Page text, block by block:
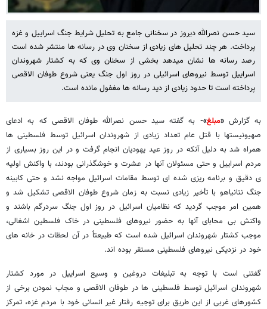
سید حسن نصرالله دیروز در سخنانی جامع به تحلیل شرایط جنگ اسراییل و غزه
پرداخت. هر چند تحلیل های زیادی از سخنان وی در رسانه ها منتشر شده است
رصد رسانه ها نشان میدهد بخشی از سخنان وی که به کشتار شهروندان
اسراییل توسط نیروهای اسرائیلی در روز اول جنگ یعنی شروع طوفان الاقصی
پرداخته است تا حدود زیادی از دید رسانه ها مغفول مانده است.
به گزارش«مبلغ»- به گفته سید حسن نصرالله طوفان الاقصی که به ادعای
صهیونیستها با قتل عام تعداد زیادی از شهروندان اسرائیل توسط فلسطینی ها
همراه شد به دلیل آنکه در روز عید یهودیان انجام گرفت و در این روز بسیاری از
مردم اسراییل و حتی مسئولان آنها در عشرت و خوشگذرانی بودند، با واکنش اولیه
ی دقیق و برنامه ریزی شده ای توسط مقامات اسرائیل مواجه نشد و حتی کابینه
جنگ نتانیاهو با تأخیر زیادی نسبت به زمان شروع طوفان الاقصی تشکیل شد و
همین امر موجب گردید که نظامیان اسرائیل در روز اول جنگ سردرگم باشند و
واکنش بی محابای آنها به حضور نیروهای فلسطینی در خاک فلسطین اشغالی،
موجب کشتار شهروندان اسرائیل شده است که طبیعتاً در آن لحظات در خانه های
خود در نزدیکی نیروهای فلسطینی مستقر بوده اند.
گفتنی است با توجه به تبلیغات دروغین و وسیع اسراییل در مورد کشتار
شهروندان اسرائیل توسط فلسطینی ها در طوفان الاقصی و مجاب نمودن برخی از
کشورهای غربی از این طریق برای توجیه رفتار غیر انسانی خود با مردم غزه، تمرکز